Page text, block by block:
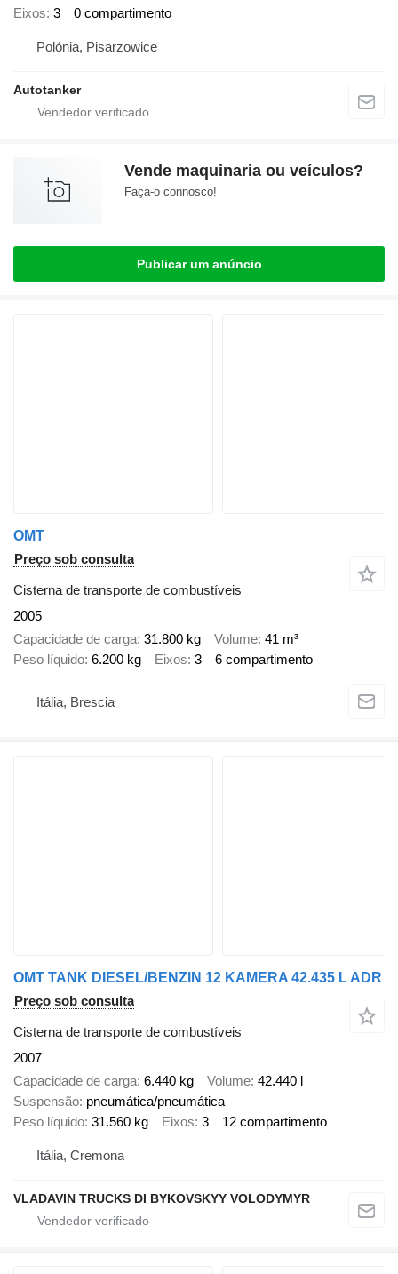
Eixos 3 0 compartimento
Polónia, Pisarzowice
Autotanker
Vende maquinaria ou veículos?
Faça-o connosco!
Publicar um anúncio
OMT
Preço sob consulta
Cisterna de transporte de combustíveis
2005
Capacidade de carga 31.800 kg Volume 41 m³
Peso líquido 6.200 kg Eixos 3 6 compartimento
Itália, Brescia
OMT TANK DIESEL/BENZIN 12 KAMERA 42.435 L ADR
Preço sob consulta
Cisterna de transporte de combustíveis
2007
Capacidade de carga 6.440 kg Volume 42.440 l
Suspensão pneumática/pneumática
Peso líquido 31.560 kg Eixos 3 12 compartimento
Itália, Cremona
VLADAVIN TRUCKS DI BYKOVSKYY VOLODYMYR